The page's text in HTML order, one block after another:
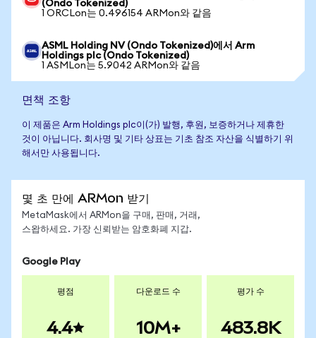
(Ondo Tokenized)
1 ORCLon는 0.496154 ARMon와 같음
ASML Holding NV (Ondo Tokenized)에서 Arm
Holdings plc (Ondo Tokenized)
1 ASMLon는 5.9042 ARMon와 같음
면책 조항
이 제품은 Arm Holdings plc이(가) 발행, 후원, 보증하거나 제휴한
것이 아닙니다. 회사명 및 기타 상표는 기초 참조 자산을 식별하기 위
해서만 사용됩니다.
몇 초 만에 ARMon 받기
MetaMask에서 ARMon을 구매, 판매, 거래,
스왑하세요. 가장 신뢰받는 암호화폐 지갑.
Google Play
평점
4.4
다운로드 수
10M+
평가 수
483.8K